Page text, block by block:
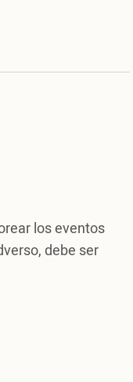
los eventos
debe ser